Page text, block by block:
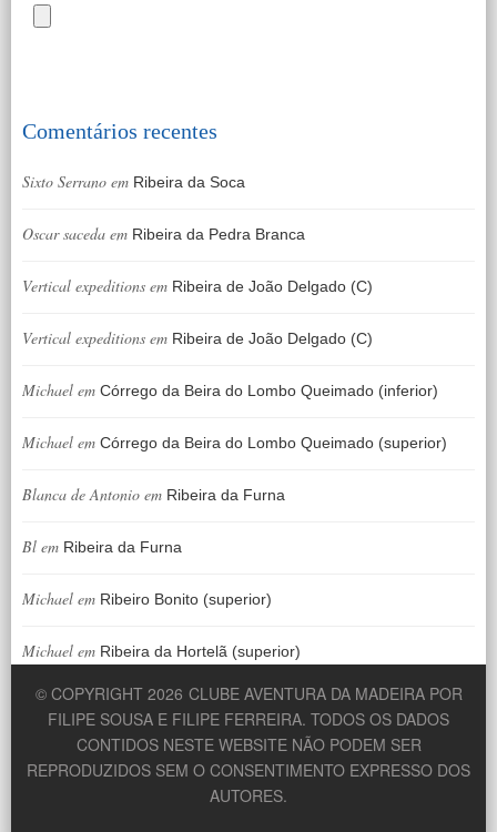
Comentários recentes
Sixto Serrano em Ribeira da Soca
Oscar saceda em Ribeira da Pedra Branca
Vertical expeditions em Ribeira de João Delgado (C)
Vertical expeditions em Ribeira de João Delgado (C)
Michael em Córrego da Beira do Lombo Queimado (inferior)
Michael em Córrego da Beira do Lombo Queimado (superior)
Blanca de Antonio em Ribeira da Furna
Bl em Ribeira da Furna
Michael em Ribeiro Bonito (superior)
Michael em Ribeira da Hortelã (superior)
© COPYRIGHT 2026 CLUBE AVENTURA DA MADEIRA POR
FILIPE SOUSA E FILIPE FERREIRA. TODOS OS DADOS
CONTIDOS NESTE WEBSITE NÃO PODEM SER
REPRODUZIDOS SEM O CONSENTIMENTO EXPRESSO DOS
AUTORES.